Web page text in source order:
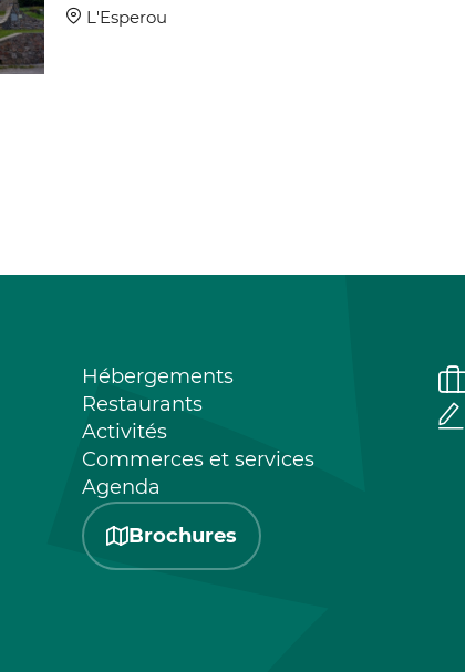
L'Esperou
Hébergements
Restaurants
Activités
Commerces et services
Agenda
Brochures